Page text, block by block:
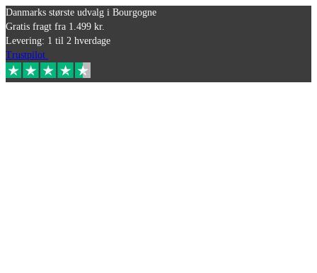
Danmarks største udvalg i Bourgogne
Gratis fragt fra 1.499 kr.
Levering: 1 til 2 hverdage
Trustpilot